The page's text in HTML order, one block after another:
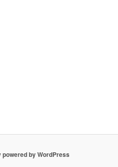
powered by WordPress